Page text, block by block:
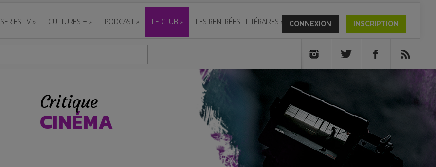
SERIES TV » CULTURES + » PODCAST » LE CLUB » LES RENTRÉES LITTÉRAIRES » CONNEXION INSCRIPTION
Critique
CINÉMA